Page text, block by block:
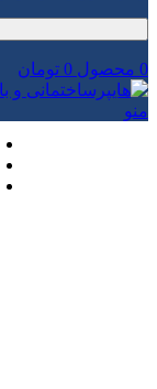
0 محصول 0 تومان
منو